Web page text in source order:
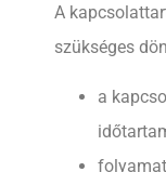
A
szükséges
a